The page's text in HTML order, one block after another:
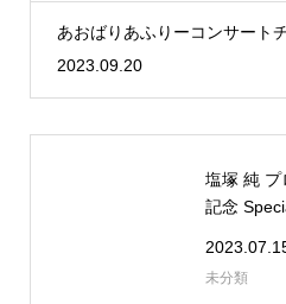
あおばりあふりーコンサート
2023.09.20
塩塚 純 プ
記念
未分類